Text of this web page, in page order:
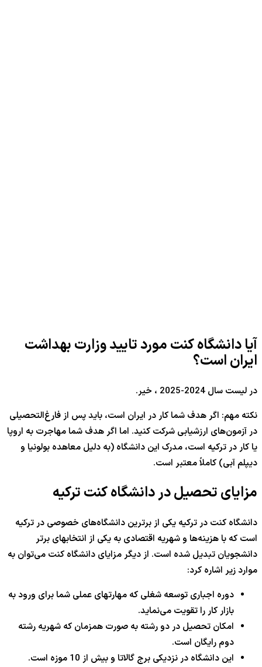
آیا دانشگاه کنت مورد تایید وزارت بهداشت
ایران است؟
در لیست سال 2024-2025 ، خیر.
نکته مهم: اگر هدف شما کار در ایران است، باید پس از فارغ‌التحصیلی
در آزمون‌های ارزشیابی شرکت کنید. اما اگر هدف شما مهاجرت به اروپا
یا کار در ترکیه است، مدرک این دانشگاه (به دلیل معاهده بولونیا و
دیپلم آبی) کاملاً معتبر است.
مزایای تحصیل در دانشگاه کنت ترکیه
دانشگاه کنت در ترکیه یکی از برترین دانشگاه‌های خصوصی در ترکیه
است که با هزینه‌ها و شهریه اقتصادی به یکی از انتخابهای برتر
دانشجویان تبدیل شده است. از دیگر مزایای دانشگاه کنت می‌توان به
موارد زیر اشاره کرد:
دوره اجباری توسعه شغلی که مهارتهای عملی شما برای ورود به
بازار کار را تقویت می‌نماید.
امکان تحصیل در دو رشته به صورت همزمان که شهریه رشته
دوم رایگان است.
این دانشگاه در نزدیکی برج گالاتا و بیش از 10 موزه است.